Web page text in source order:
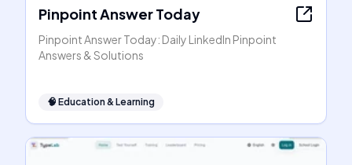
Pinpoint Answer Today
Pinpoint Answer Today: Daily LinkedIn Pinpoint
Answers & Solutions
🧠 Education & Learning